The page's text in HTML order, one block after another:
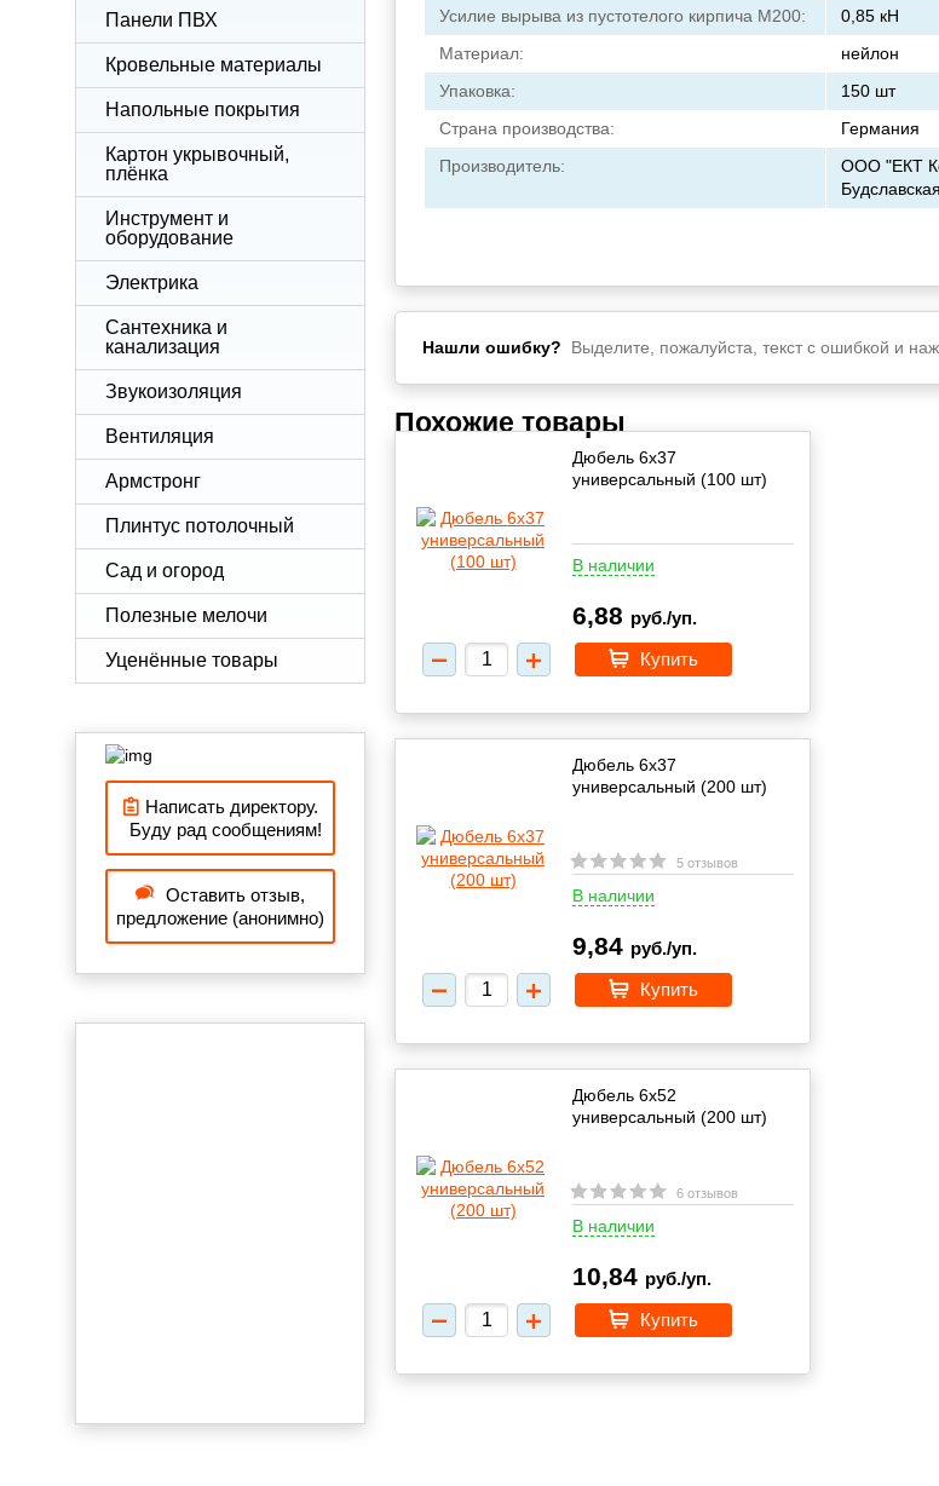
Панели ПВХ
Кровельные материалы
Напольные покрытия
Картон укрывочный,
плёнка
Инструмент и
оборудование
Электрика
Сантехника и
канализация
Звукоизоляция
Вентиляция
Армстронг
Плинтус потолочный
Сад и огород
Полезные мелочи
Уценённые товары
Написать директору.
Буду рад сообщениям!
Оставить отзыв,
предложение (анонимно)
Усилие вырыва из пустотелого кирпича М200:
0,85 кН
Материал:
нейлон
Упаковка:
150 шт
Страна производства:
Германия
Производитель:
ООО "ЕКТ
Нашли ошибку? Выделите, пожалуйста, текст с ошибкой и
Похожие товары
Дюбель 6х37
универсальный (100 шт)
В наличии
6,88 руб./уп.
Купить
Дюбель 6х37
универсальный (200 шт)
5 отзывов
В наличии
9,84 руб./уп.
Купить
Дюбель 6х52
универсальный (200 шт)
6 отзывов
В наличии
10,84 руб./уп.
Купить